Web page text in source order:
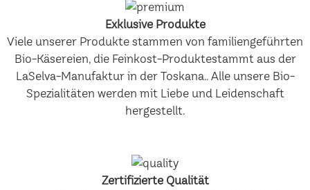
Exklusive Produkte
Viele unserer Produkte stammen von familiengeführten
Bio-Käsereien, die Feinkost-Produktestammt aus der
LaSelva-Manufaktur in der Toskana.. Alle unsere Bio-
Spezialitäten werden mit Liebe und Leidenschaft
hergestellt.
Zertifizierte Qualität